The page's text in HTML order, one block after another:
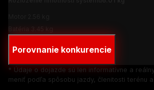
Batéria 3.45 kg
Porovnanie konkurencie
* Údaje o dojazde sú len informatívne a
meniť podľa spôsobu jazdy, členitosti terénu